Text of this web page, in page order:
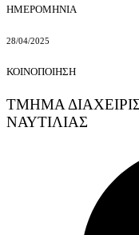
ΗΜΕΡΟΜΗΝΙΑ
28/04/2025
ΚΟΙΝΟΠΟΙΗΣΗ
ΤΜΗΜΑ
ΝΑΥΤΙΛΙΑΣ